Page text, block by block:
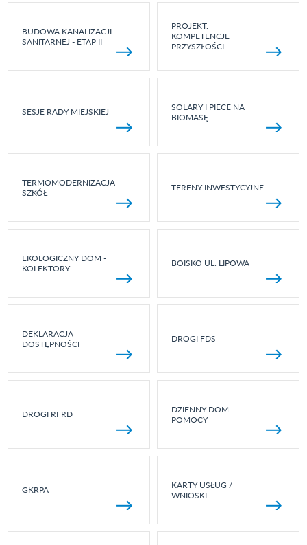
BUDOWA KANALIZACJI
SANITARNEJ - ETAP II
PROJEKT:
KOMPETENCJE
PRZYSZŁOŚCI
SESJE RADY MIEJSKIEJ
SOLARY I PIECE NA
BIOMASĘ
TERMOMODERNIZACJA
SZKÓŁ
TERENY INWESTYCYJNE
EKOLOGICZNY DOM -
KOLEKTORY
BOISKO UL. LIPOWA
DEKLARACJA
DOSTĘPNOŚCI
DROGI FDS
DROGI RFRD
DZIENNY DOM
POMOCY
GKRPA
KARTY USŁUG /
WNIOSKI